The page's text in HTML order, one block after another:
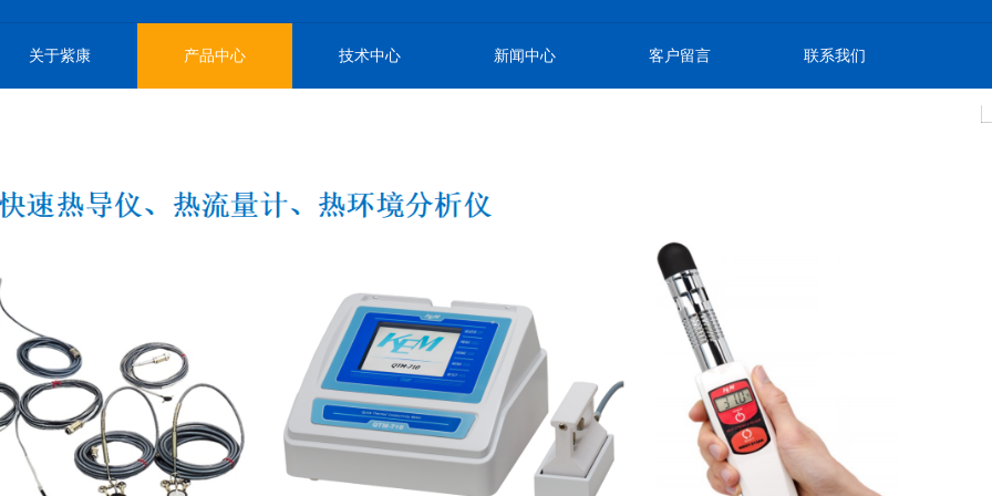
关于紫康 产品中心 技术中心 新闻中心 客户留言 联系我们